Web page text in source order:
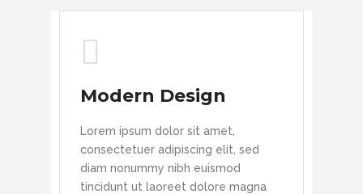
Modern Design
Lorem ipsum dolor sit amet,
consectetuer adipiscing elit, sed
diam nonummy nibh euismod
tincidunt ut laoreet dolore magna